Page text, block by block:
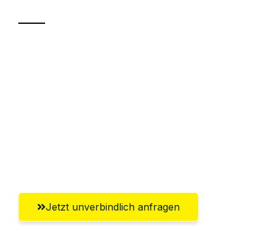
Jetzt unverbindlich anfragen